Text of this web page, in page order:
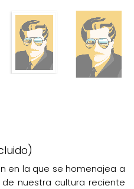
en la que se homenajea a
nuestra cultura reciente